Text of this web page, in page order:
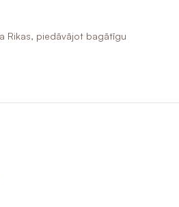
Rikas, piedāvājot bagātīgu